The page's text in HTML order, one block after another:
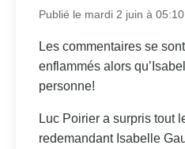
Publié le mardi 2 juin à 05:10
Les commentaires se
enflammés alors
personne!
Luc Poirier a surpris tout
redemandant Isabelle